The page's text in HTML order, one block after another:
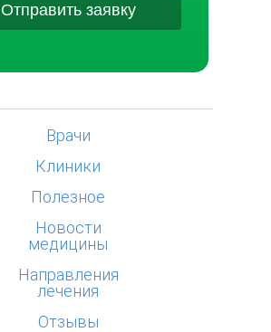
Отправить заявку
Врачи
Клиники
Полезное
Новости
медицины
Направления
лечения
Отзывы